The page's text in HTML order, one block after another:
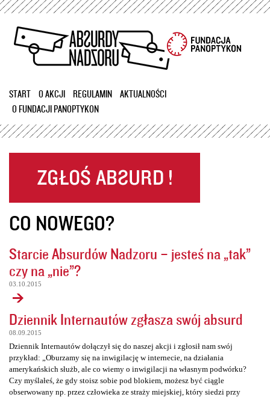
Przejdź
treści
START O AKCJI REGULAMIN
AKTUALNOŚCI
O FUNDACJI PANOPTYKON
CO NOWEGO?
Starcie Absurdów Nadzoru – jesteś na „tak”
czy na „nie”?
03.10.2015
Dziennik Internautów zgłasza swój absurd
08.09.2015
Dziennik Internautów dołączył się do naszej akcji i zgłosił nam swój
przykład: „Oburzamy się na inwigilację w internecie, na działania
amerykańskich służb, ale co wiemy o inwigilacji na własnym podwórku?
Czy myślałeś, że gdy stoisz sobie pod blokiem, możesz być ciągle
obserwowany np. przez człowieka ze straży miejskiej, który siedzi przy